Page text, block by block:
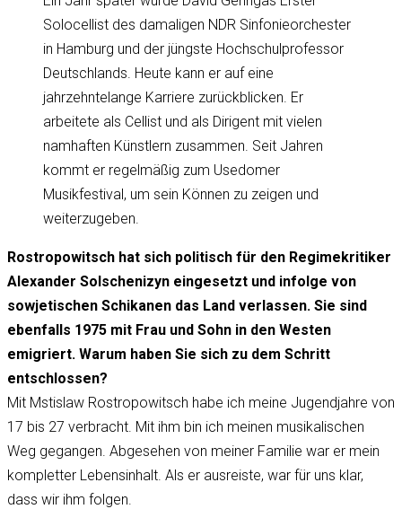
Solocellist des damaligen NDR Sinfonieorchester
in Hamburg und der jüngste Hochschulprofessor
Deutschlands. Heute kann er auf eine
jahrzehntelange Karriere zurückblicken. Er
arbeitete als Cellist und als Dirigent mit vielen
namhaften Künstlern zusammen. Seit Jahren
kommt er regelmäßig zum Usedomer
Musikfestival, um sein Können zu zeigen und
weiterzugeben.
Rostropowitsch hat sich politisch für den Regimekritiker
Alexander Solschenizyn eingesetzt und infolge von
sowjetischen Schikanen das Land verlassen. Sie sind
ebenfalls 1975 mit Frau und Sohn in den Westen
emigriert. Warum haben Sie sich zu dem Schritt
entschlossen?
Mit Mstislaw Rostropowitsch habe ich meine Jugendjahre von
17 bis 27 verbracht. Mit ihm bin ich meinen musikalischen
Weg gegangen. Abgesehen von meiner Familie war er mein
kompletter Lebensinhalt. Als er ausreiste, war für uns klar,
dass wir ihm folgen.